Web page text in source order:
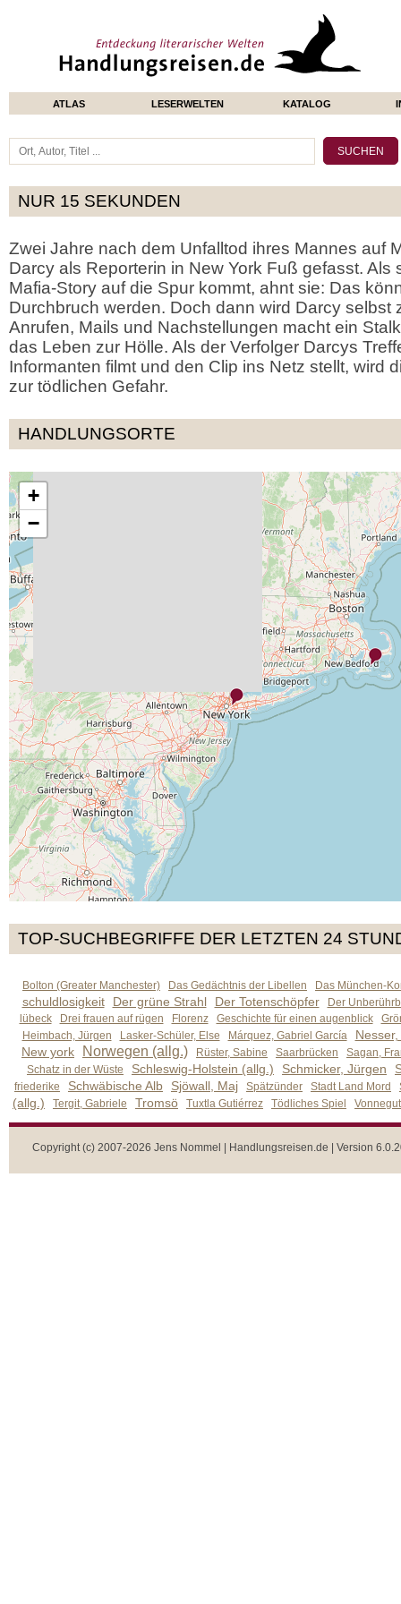
ATLAS LESERWELTEN KATALOG
NUR 15 SEKUNDEN
Zwei Jahre nach dem Unfalltod ihres Mannes auf
Darcy als Reporterin in New York Fuß gefasst. Als
Mafia-Story auf die Spur kommt, ahnt sie: Das
Durchbruch werden. Doch dann wird Darcy selbst
Anrufen, Mails und Nachstellungen macht ein
das Leben zur Hölle. Als der Verfolger Darcys
Informanten filmt und den Clip ins Netz stellt, wird
zur tödlichen Gefahr.
HANDLUNGSORTE
+
−
TOP-SUCHBEGRIFFE DER LETZTEN 24
Bolton (Greater Manchester) Das Gedächtnis der Libellen Das München-
schuldlosigkeit Der grüne Strahl Der Totenschöpfer
Der
lübeck
Drei frauen auf rügen Florenz Geschichte für einen augenblick
Heimbach, Jürgen
Lasker-Schüler, Else Márquez, Gabriel García
New york
Norwegen (allg.) Rüster, Sabine Saarbrücken
Sagan,
Schatz in der Wüste
Schleswig-Holstein (allg.) Schmicker, Jürgen
friederike Schwäbische Alb Sjöwall, Maj Spätzünder Stadt Land Mord
(allg.) Tergit, Gabriele Tromsö Tuxtla Gutiérrez Tödliches Spiel
Copyright (c) 2007-2026 Jens Nommel | Handlungsreisen.de | Version